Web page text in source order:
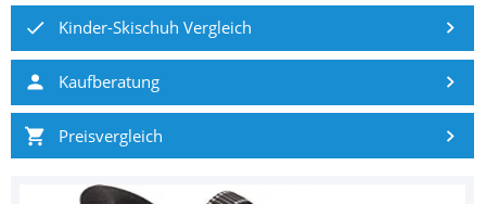
Kinder-Skischuh Vergleich
Kaufberatung
Preisvergleich